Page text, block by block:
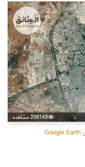
208143 مشاهدة